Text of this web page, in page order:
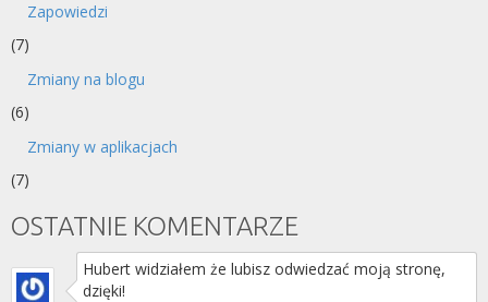
Zapowiedzi
(7)
Zmiany na blogu
(6)
Zmiany w aplikacjach
(7)
OSTATNIE KOMENTARZE
Hubert widziałem że lubisz odwiedzać moją stronę,
dzięki!